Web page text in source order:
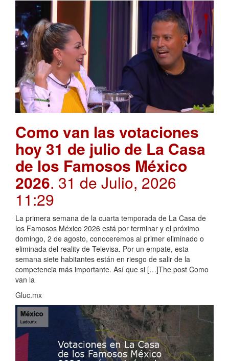
Como van las votaciones
hoy 31 de julio de La Casa
de los Famosos México
2026. 31 de Julio, 2026
11:29
La primera semana de la cuarta temporada de La Casa de
los Famosos México 2026 está por terminar y el próximo
domingo, 2 de agosto, conoceremos al primer eliminado o
eliminada del reality de Televisa. Por un empate, esta
semana siete habitantes están en riesgo de salir de la
competencia más importante. Así que si […]The post Como
van la
Gluc.mx